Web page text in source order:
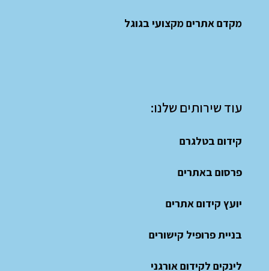
מקדם אתרים מקצועי בגוגל
עוד שירותים שלנו:
קידום בטלגרם
פרסום באתרים
יועץ קידום אתרים
בניית פרופיל קישורים
לינקים לקידום אורגני